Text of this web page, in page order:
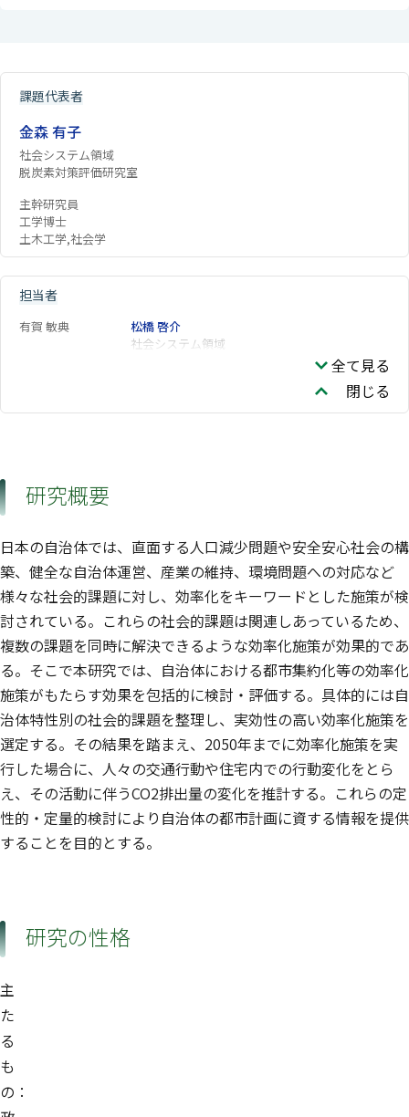
課題代表者
金森 有子
社会システム領域
脱炭素対策評価研究室
主幹研究員
工学博士
土木工学,社会学
担当者
有賀 敏典
松橋 啓介
社会システム領域
全て見る
閉じる
研究概要
日本の自治体では、直面する人口減少問題や安全安心社会の構
築、健全な自治体運営、産業の維持、環境問題への対応など
様々な社会的課題に対し、効率化をキーワードとした施策が検
討されている。これらの社会的課題は関連しあっているため、
複数の課題を同時に解決できるような効率化施策が効果的であ
る。そこで本研究では、自治体における都市集約化等の効率化
施策がもたらす効果を包括的に検討・評価する。具体的には自
治体特性別の社会的課題を整理し、実効性の高い効率化施策を
選定する。その結果を踏まえ、2050年までに効率化施策を実
行した場合に、人々の交通行動や住宅内での行動変化をとら
え、その活動に伴うCO2排出量の変化を推計する。これらの定
性的・定量的検討により自治体の都市計画に資する情報を提供
することを目的とする。
研究の性格
主
た
る
も
の：